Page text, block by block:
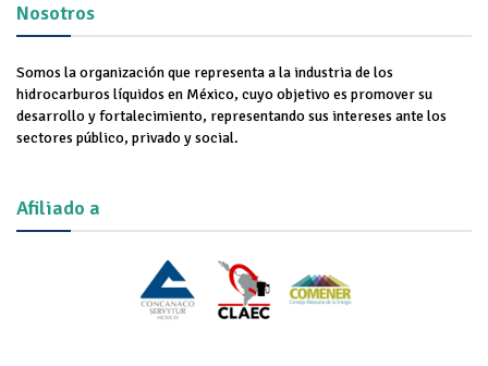
Nosotros
Somos la organización que representa a la industria de los
hidrocarburos líquidos en México, cuyo objetivo es promover su
desarrollo y fortalecimiento, representando sus intereses ante los
sectores público, privado y social.
Afiliado a